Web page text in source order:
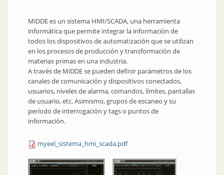
MiDDE es un sistema HMI/SCADA, una herramienta
informática que permite integrar la información de
todos los dispositivos de automatización que se utilizan
en los procesos de producción y transformación de
materias primas en una industria.
A través de MiDDE se pueden definir parámetros de los
canales de comunicación y dispositivos conectados,
usuarios, niveles de alarma, comandos, límites, pantallas
de usuario, etc. Asimismo, grupos de escaneo y su
período de interrogación y tags o puntos de
información.
myeel_sistema_hmi_scada.pdf